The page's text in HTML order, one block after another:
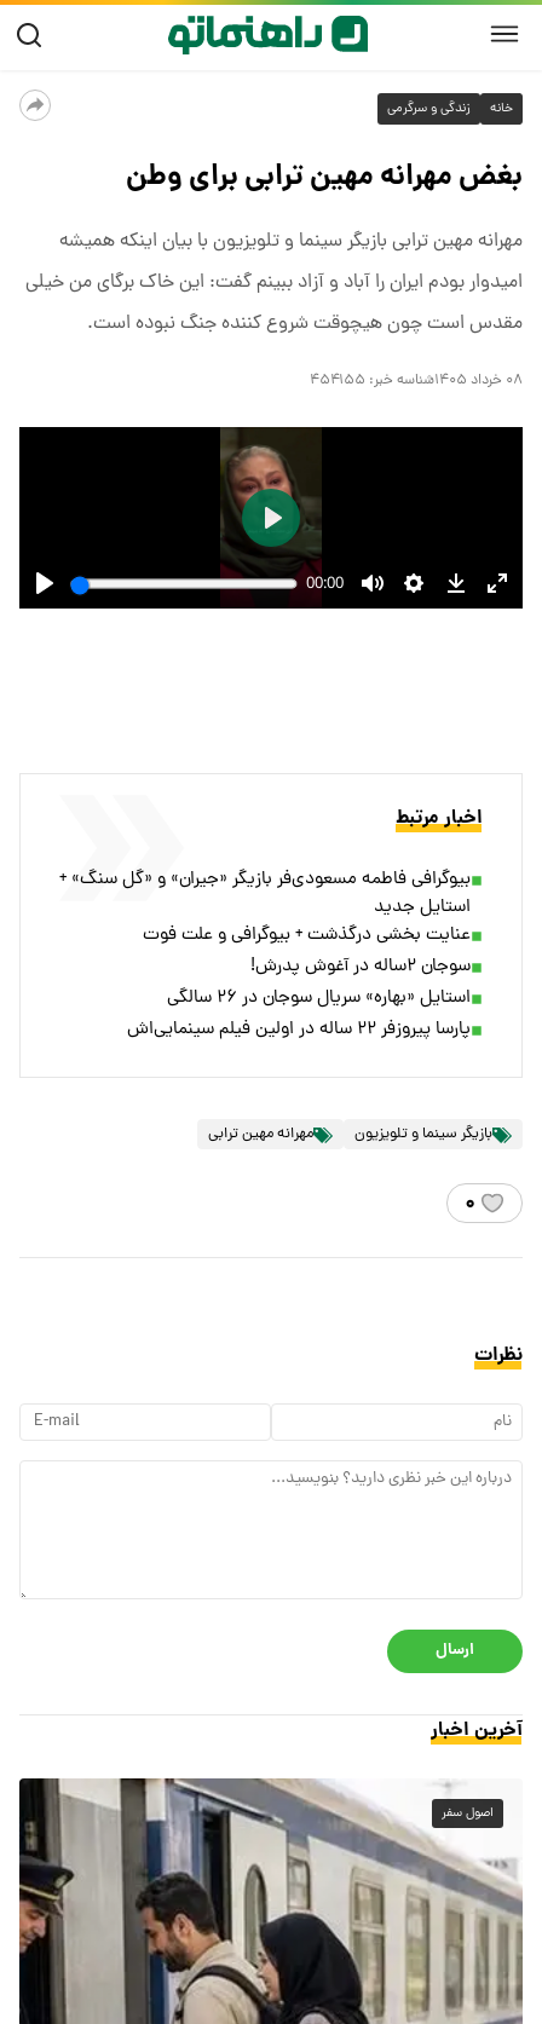
خانه زندگی و سرگرمی
بغض مهرانه مهین ترابی برای وطن
مهرانه مهین ترابی بازیگر سینما و تلویزیون با بیان اینکه همیشه
امیدوار بودم ایران را آباد و آزاد ببینم گفت: این خاک برگای من خیلی
مقدس است چون هیچوقت شروع کننده جنگ نبوده است.
۰۸ خرداد ۱۴۰۵ شناسه خبر: ۴۵۴۱۵۵
اخبار مرتبط
بیوگرافی فاطمه مسعودی‌فر بازیگر «جیران» و «گل سنگ» +
استایل جدید
عنایت بخشی درگذشت + بیوگرافی و علت فوت
سوجان ۲ساله در آغوش پدرش!
استایل «بهاره» سریال سوجان در ۲۶ سالگی
پارسا پیروزفر ۲۲ ساله در اولین فیلم سینمایی‌اش
بازیگر سینما و تلویزیون مهرانه مهین ترابی
۰
نظرات
ارسال
آخرین اخبار
اصول سفر